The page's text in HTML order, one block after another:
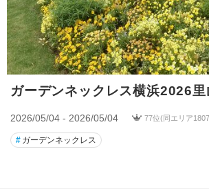
ガーデンネックレス横浜2026
2026/05/04 - 2026/05/04 77位(同エリア
# ガーデンネックレス